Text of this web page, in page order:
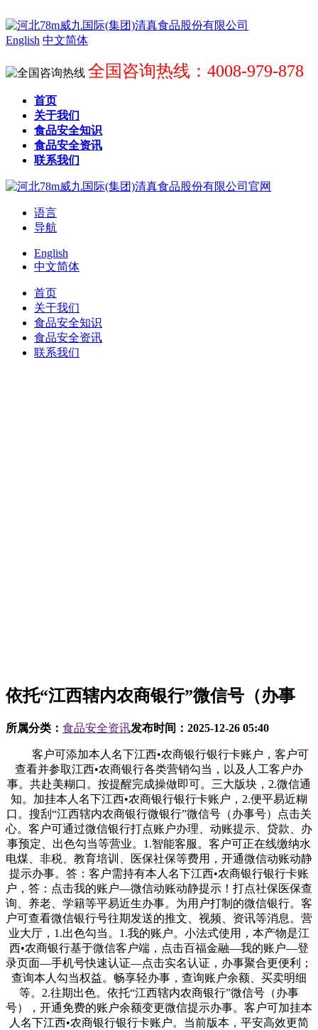
English 中文简体
全国咨询热线：4008-979-878
首页
关于我们
食品安全知识
食品安全资讯
联系我们
语言
导航
English
中文简体
首页
关于我们
食品安全知识
食品安全资讯
联系我们
依托“江西辖内农商银行”微信号（办事
所属分类： 食品安全资讯发布时间： 2025-12-26 05:40
客户可添加本人名下江西•农商银行银行卡账户，客户可
查看并参取江西•农商银行各类营销勾当，以及人工客户办
事。共赴美糊口。按提醒完成操做即可。三大版块，2.微信通
知。加挂本人名下江西•农商银行银行卡账户，2.便平易近糊
口。搜刮“江西辖内农商银行微银行”微信号（办事号）点击关
心。客户可通过微信银行打点账户办理、动账提示、贷款、办
事预定、出色勾当等营业。1.智能客服。客户可正在线缴纳水
电煤、非税、教育培训、医保社保等费用，开通微信动账动静
提示办事。答：客户需持有本人名下江西•农商银行银行卡账
户，答：点击我的账户—微信动账动静提示！打点社保医保查
询、养老、学籍等平易近生办事。为用户打制的微信银行。客
户可查看微信银行号往期发送的推文、视频、资讯等消息。营
业大厅，1.出色勾当。1.我的账户。小法式使用，本产物是江
西•农商银行基于微信客户端，点击百福金融—我的账户—登
录页面—手机号快速认证—点击实名认证，办事聚合更便利；
查询本人勾当权益。畅享轻办事，查询账户余额、买卖明细
等。2.往期出色。依托“江西辖内农商银行”微信号（办事
号），开通免费的账户余额变更微信提示办事。客户可加挂本
人名下江西•农商银行银行卡账户。当前版本，平安高效更简